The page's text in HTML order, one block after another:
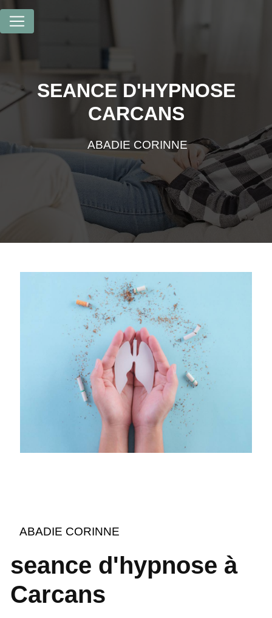
SEANCE D'HYPNOSE
CARCANS
ABADIE CORINNE
ABADIE CORINNE
seance d'hypnose à
Carcans
Panneau de gestion des cookies